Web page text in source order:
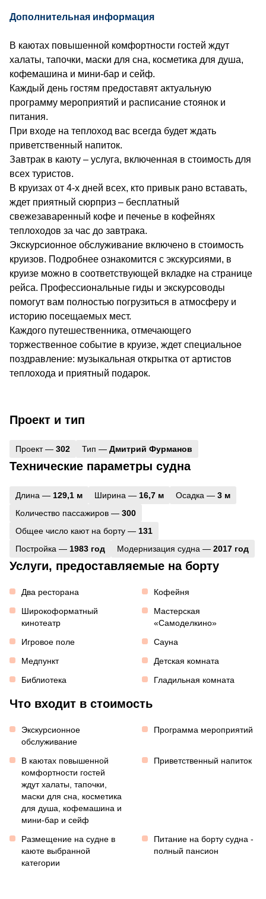
Дополнительная информация
В каютах повышенной комфортности гостей ждут
халаты, тапочки, маски для сна, косметика для душа,
кофемашина и мини-бар и сейф.
Каждый день гостям предоставят актуальную
программу мероприятий и расписание стоянок и
питания.
При входе на теплоход вас всегда будет ждать
приветственный напиток.
Завтрак в каюту – услуга, включенная в стоимость для
всех туристов.
В круизах от 4-х дней всех, кто привык рано вставать,
ждет приятный сюрприз – бесплатный
свежезаваренный кофе и печенье в кофейнях
теплоходов за час до завтрака.
Экскурсионное обслуживание включено в стоимость
круизов. Подробнее ознакомится с экскурсиями, в
круизе можно в соответствующей вкладке на странице
рейса. Профессиональные гиды и экскурсоводы
помогут вам полностью погрузиться в атмосферу и
историю посещаемых мест.
Каждого путешественника, отмечающего
торжественное событие в круизе, ждет специальное
поздравление: музыкальная открытка от артистов
теплохода и приятный подарок.
Проект и тип
Проект — 302 Тип — Дмитрий Фурманов
Технические параметры судна
Длина — 129,1 м Ширина — 16,7 м Осадка — 3 м
Количество пассажиров — 300
Общее число кают на борту — 131
Постройка — 1983 год Модернизация судна — 2017 год
Услуги, предоставляемые на борту
Два ресторана
Кофейня
Широкоформатный
кинотеатр
Мастерская
«Самоделкино»
Игровое поле
Сауна
Медпункт
Детская комната
Библиотека
Гладильная комната
Что входит в стоимость
Экскурсионное
обслуживание
Программа мероприятий
В каютах повышенной
комфортности гостей
ждут халаты, тапочки,
маски для сна, косметика
для душа, кофемашина и
мини-бар и сейф
Приветственный напиток
Размещение на судне в
каюте выбранной
категории
Питание на борту судна -
полный пансион